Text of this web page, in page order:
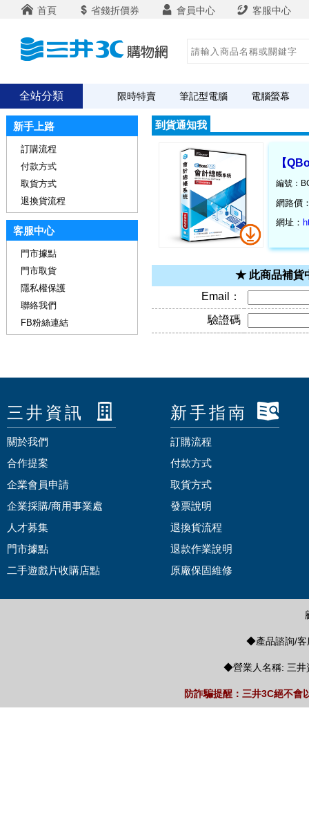
首頁 省錢折價券 會員中心 客服中心
全站分類 限時特賣 筆記型電腦 電腦螢幕
到貨通知我
【
編號：
網路價
網址：
★ 此商品補貨
Email：
驗證碼
新手上路
訂購流程
付款方式
取貨方式
退換貨流程
客服中心
門市據點
門市取貨
隱私權保護
聯絡我們
FB粉絲連結
三井資訊
關於我們
合作提案
企業會員申請
企業採購/商用事業處
人才募集
門市據點
二手遊戲片收購店點
新手指南
訂購流程
付款方式
取貨方式
發票說明
退換貨流程
退款作業說明
原廠保固維修
◆產品諮詢/客
◆營業人名稱: 三井
防詐騙提醒：三井3C絕不會